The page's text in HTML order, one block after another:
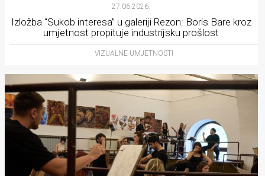
27.06.2026.
Izložba “Sukob interesa” u galeriji Rezon: Boris Bare kroz
umjetnost propituje industrijsku prošlost
VIZUALNE UMJETNOSTI